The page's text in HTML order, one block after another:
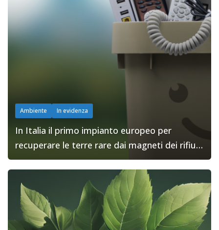
Ambiente In evidenza
In Italia il primo impianto europeo per
recuperare le terre rare dai magneti dei rifiuti
elettronici